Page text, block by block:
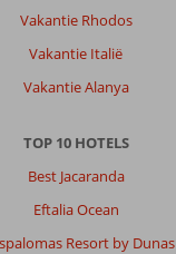
Vakantie Rhodos
Vakantie Italië
Vakantie Alanya
TOP 10 HOTELS
Best Jacaranda
Eftalia Ocean
Resort by Dunas